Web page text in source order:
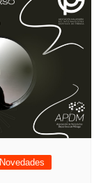
Novedades